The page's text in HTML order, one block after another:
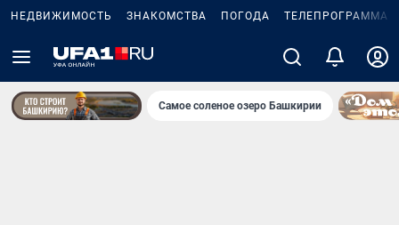
НЕДВИЖИМОСТЬ ЗНАКОМСТВА ПОГОДА ТЕЛЕПРОГРАММА
Самое соленое озеро Башкирии